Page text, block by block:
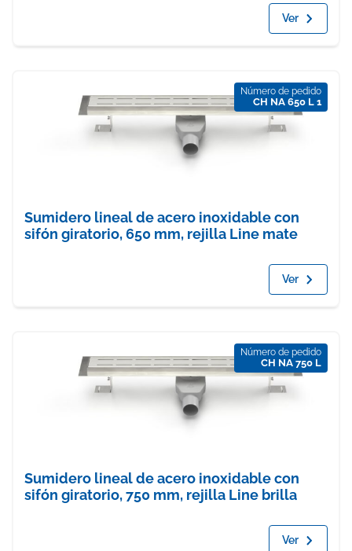
Ver
Número de pedido
CH NA 650 L 1
Sumidero lineal de acero inoxidable con
sifón giratorio, 650 mm, rejilla Line mate
Ver
Número de pedido
CH NA 750 L
Sumidero lineal de acero inoxidable con
sifón giratorio, 750 mm, rejilla Line brilla
Ver